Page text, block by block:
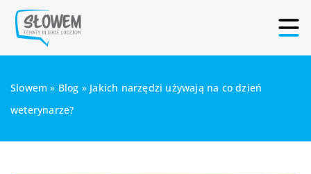
Slowem » Blog » Jakich narzędzi używają na co dzień
weterynarze?